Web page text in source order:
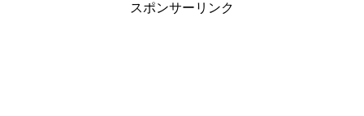
スポンサーリンク